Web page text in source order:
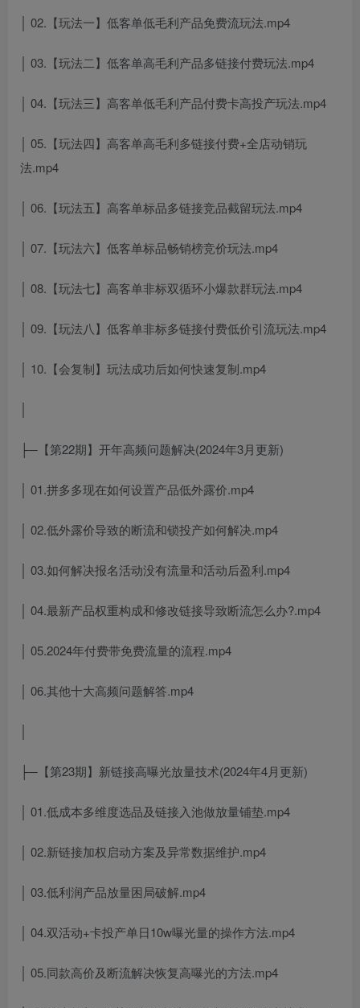
│ 02.【玩法一】低客单低毛利产品免费流玩法.mp4
│ 03.【玩法二】低客单高毛利产品多链接付费玩法.mp4
│ 04.【玩法三】高客单低毛利产品付费卡高投产玩法.mp4
│ 05.【玩法四】高客单高毛利多链接付费+全店动销玩
法.mp4
│ 06.【玩法五】高客单标品多链接竞品截留玩法.mp4
│ 07.【玩法六】低客单标品畅销榜竞价玩法.mp4
│ 08.【玩法七】高客单非标双循环小爆款群玩法.mp4
│ 09.【玩法八】低客单非标多链接付费低价引流玩法.mp4
│ 10.【会复制】玩法成功后如何快速复制.mp4
│
├─【第22期】开年高频问题解决(2024年3月更新)
│ 01.拼多多现在如何设置产品低外露价.mp4
│ 02.低外露价导致的断流和锁投产如何解决.mp4
│ 03.如何解决报名活动没有流量和活动后盈利.mp4
│ 04.最新产品权重构成和修改链接导致断流怎么办?.mp4
│ 05.2024年付费带免费流量的流程.mp4
│ 06.其他十大高频问题解答.mp4
│
├─【第23期】新链接高曝光放量技术(2024年4月更新)
│ 01.低成本多维度选品及链接入池做放量铺垫.mp4
│ 02.新链接加权启动方案及异常数据维护.mp4
│ 03.低利润产品放量困局破解.mp4
│ 04.双活动+卡投产单日10w曝光量的操作方法.mp4
│ 05.同款高价及断流解决恢复高曝光的方法.mp4